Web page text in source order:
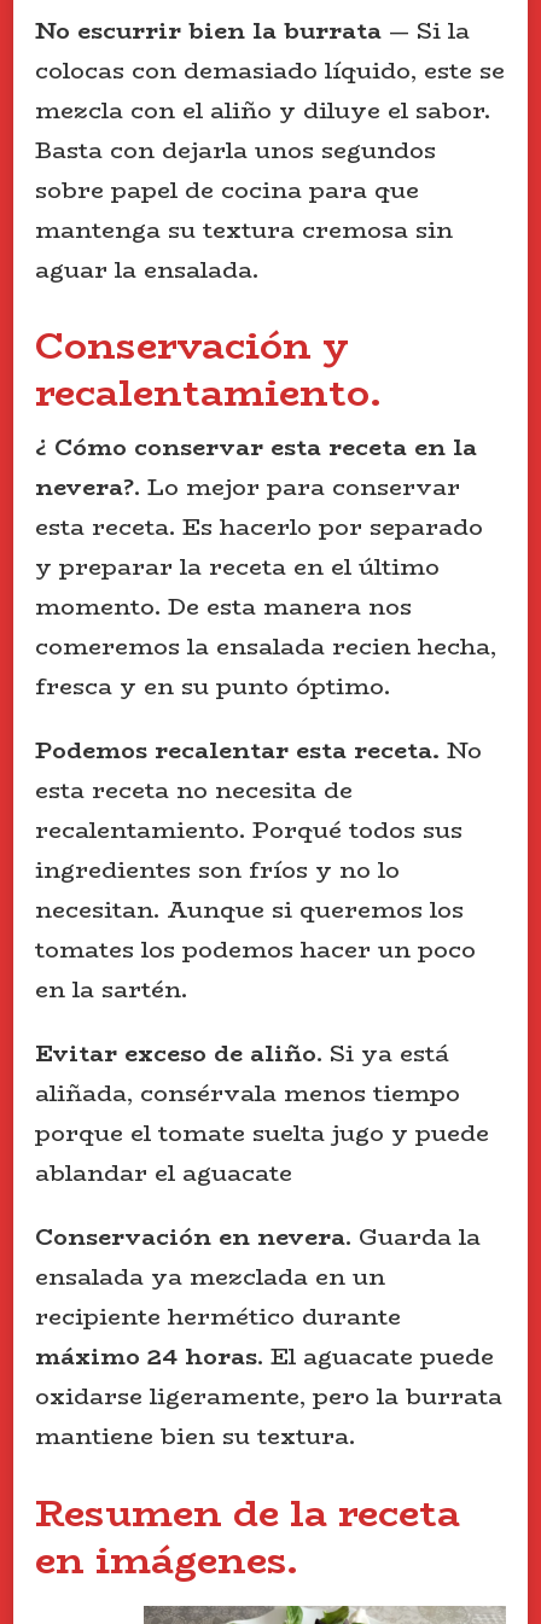
No escurrir bien la burrata — Si la
colocas con demasiado líquido, este se
mezcla con el aliño y diluye el sabor.
Basta con dejarla unos segundos
sobre papel de cocina para que
mantenga su textura cremosa sin
aguar la ensalada.
Conservación y
recalentamiento.
¿ Cómo conservar esta receta en la
nevera?. Lo mejor para conservar
esta receta. Es hacerlo por separado
y preparar la receta en el último
momento. De esta manera nos
comeremos la ensalada recien hecha,
fresca y en su punto óptimo.
Podemos recalentar esta receta. No
esta receta no necesita de
recalentamiento. Porqué todos sus
ingredientes son fríos y no lo
necesitan. Aunque si queremos los
tomates los podemos hacer un poco
en la sartén.
Evitar exceso de aliño. Si ya está
aliñada, consérvala menos tiempo
porque el tomate suelta jugo y puede
ablandar el aguacate
Conservación en nevera. Guarda la
ensalada ya mezclada en un
recipiente hermético durante
máximo 24 horas. El aguacate puede
oxidarse ligeramente, pero la burrata
mantiene bien su textura.
Resumen de la receta
en imágenes.